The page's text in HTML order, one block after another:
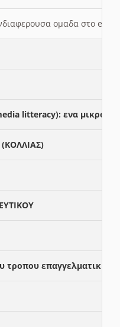
ομαδα στο e-
litteracy): ενα μικρο
τροπου επαγγελματικης